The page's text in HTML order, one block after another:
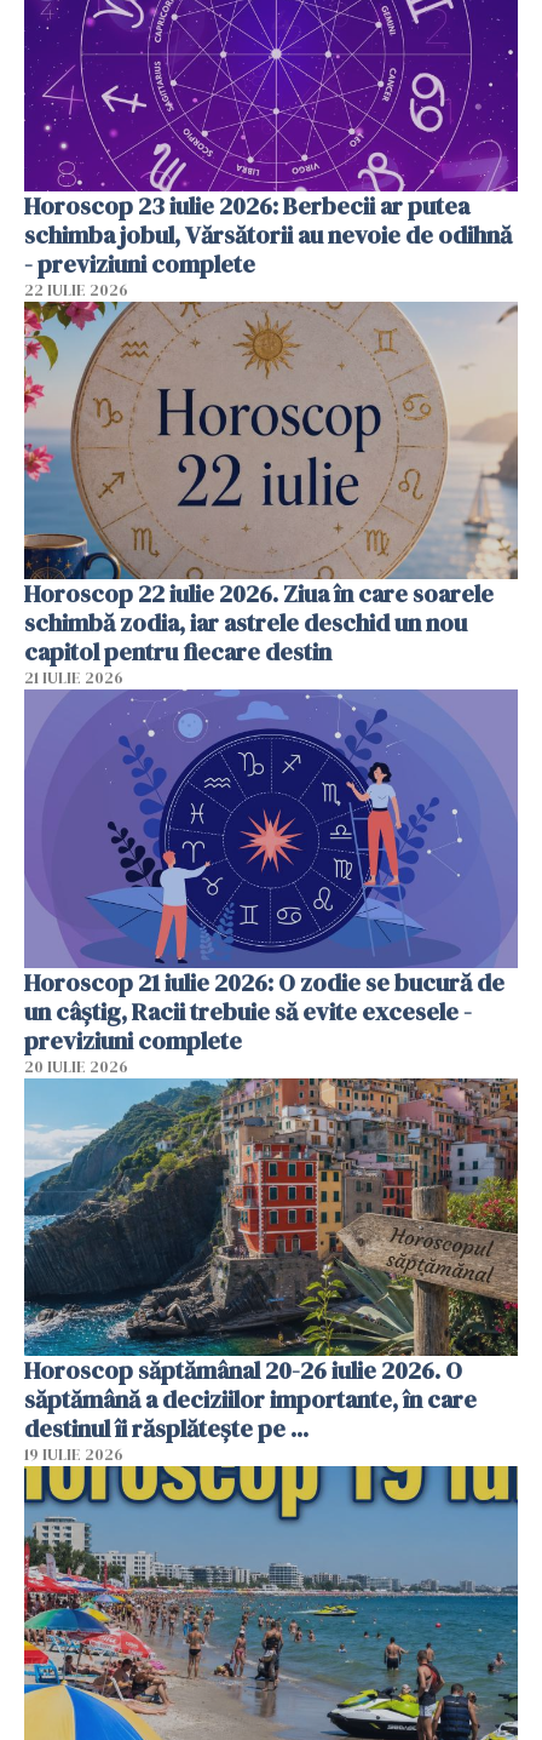
Horoscop 23 iulie 2026: Berbecii ar putea
schimba jobul, Vărsătorii au nevoie de odihnă
- previziuni complete
22 IULIE 2026
Horoscop 22 iulie 2026. Ziua în care soarele
schimbă zodia, iar astrele deschid un nou
capitol pentru fiecare destin
21 IULIE 2026
Horoscop 21 iulie 2026: O zodie se bucură de
un câștig, Racii trebuie să evite excesele -
previziuni complete
20 IULIE 2026
Horoscop săptămânal 20-26 iulie 2026. O
săptămână a deciziilor importante, în care
destinul îi răsplătește pe ...
19 IULIE 2026